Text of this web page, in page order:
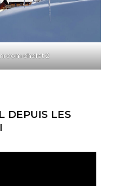
chalet 2
DEPUIS LES